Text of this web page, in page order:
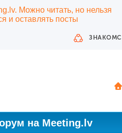
Можно читать, но нельзя
и оставлять посты
на Meeting.lv